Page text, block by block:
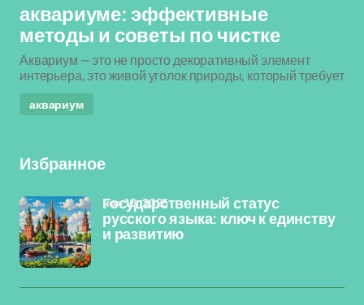
аквариуме: эффективные
методы и советы по чистке
Аквариум — это не просто декоративный элемент
интерьера, это живой уголок природы, который требует
аквариум
Избранное
Государственный статус
русского языка: ключ к единству
и развитию
ноя 10, 2025